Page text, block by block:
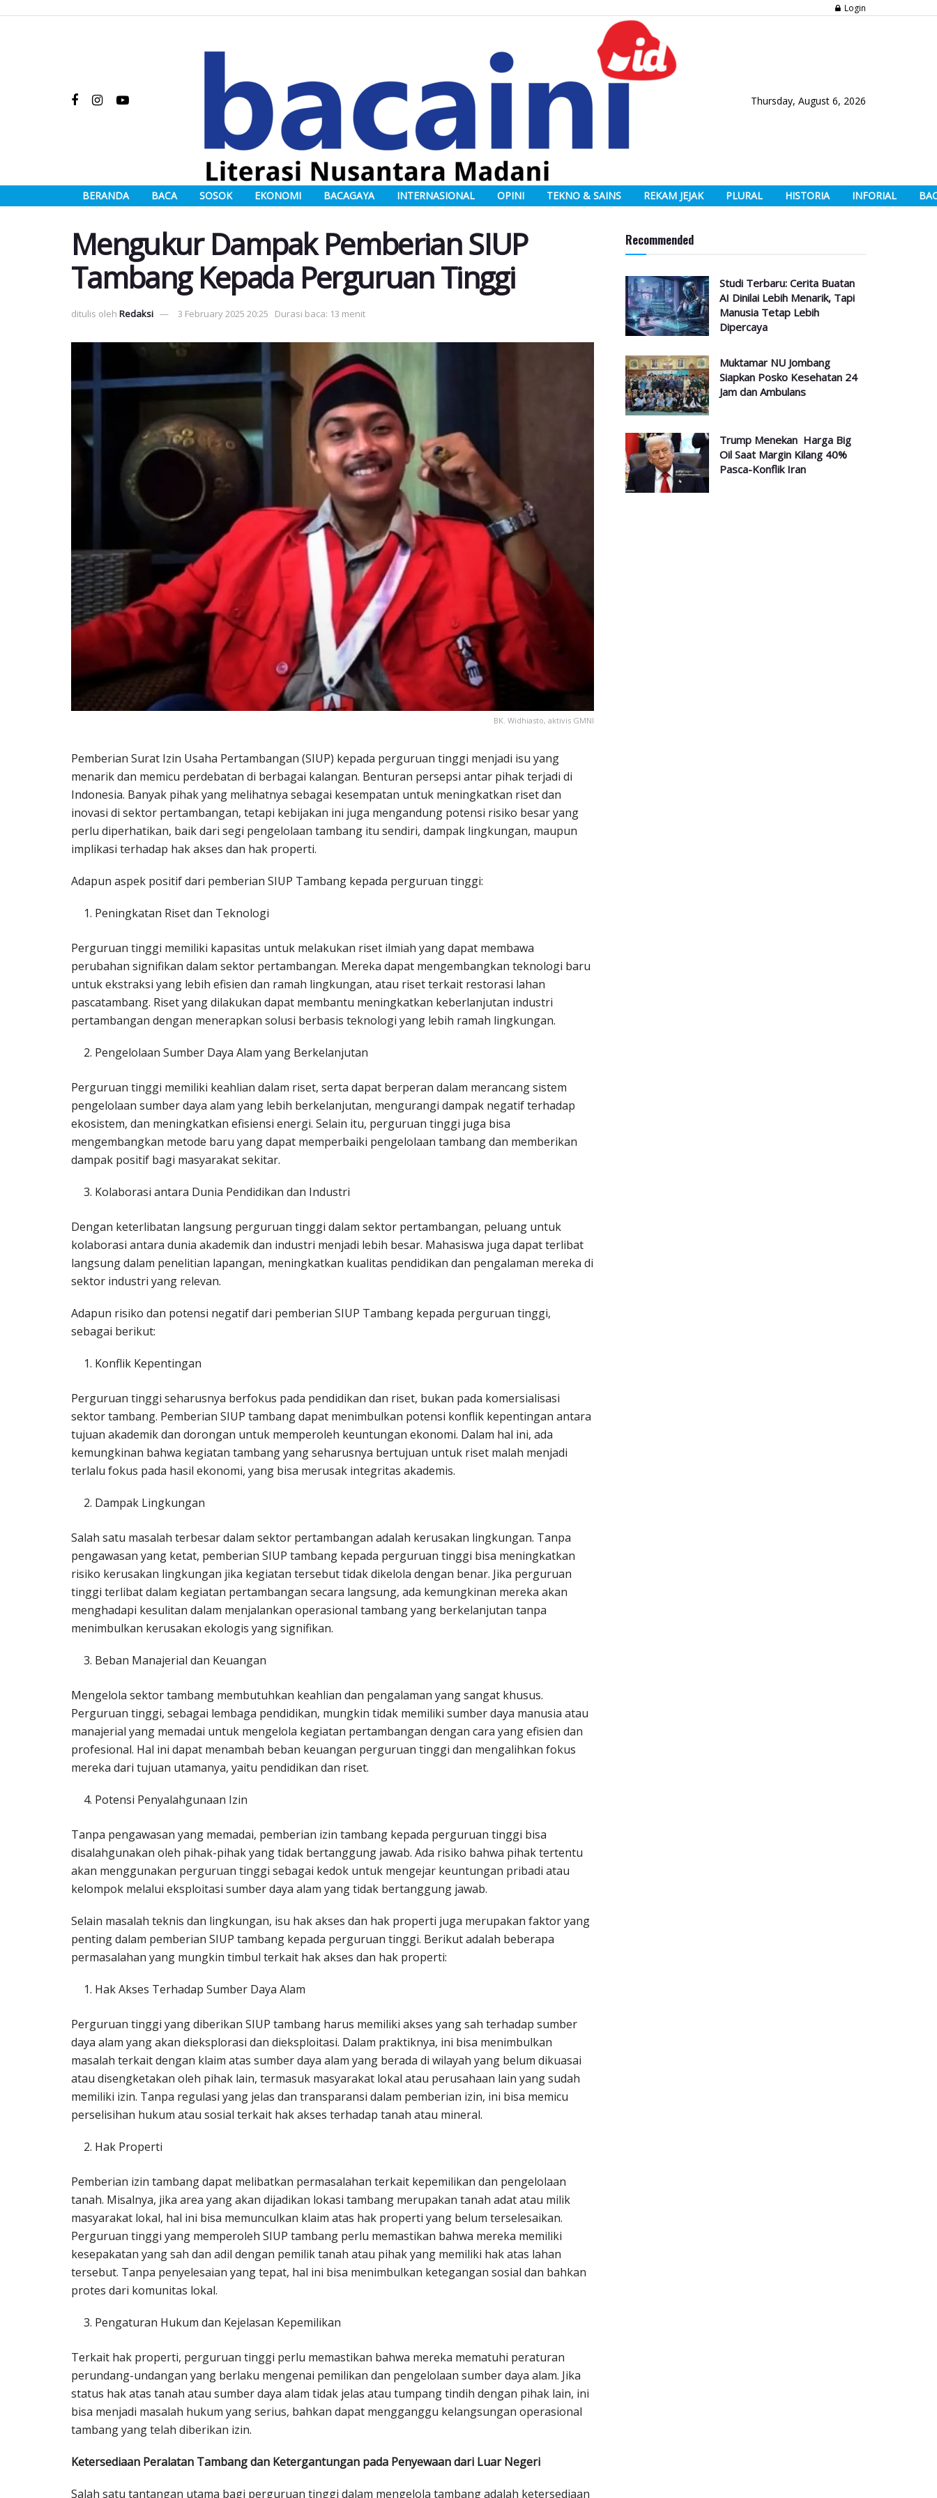
Login
Thursday, August 6, 2026
BERANDA BACA SOSOK EKONOMI BACAGAYA INTERNASIONAL OPINI TEKNO & SAINS REKAM JEJAK PLURAL HISTORIA INFORIAL
Mengukur Dampak Pemberian SIUP
Tambang Kepada Perguruan Tinggi
ditulis oleh Redaksi 3 February 2025 20:25 Durasi baca: 13 menit
BK. Widhiasto, aktivis GMNI
Pemberian Surat Izin Usaha Pertambangan (SIUP) kepada perguruan tinggi menjadi isu yang
menarik dan memicu perdebatan di berbagai kalangan. Benturan persepsi antar pihak terjadi di
Indonesia. Banyak pihak yang melihatnya sebagai kesempatan untuk meningkatkan riset dan
inovasi di sektor pertambangan, tetapi kebijakan ini juga mengandung potensi risiko besar yang
perlu diperhatikan, baik dari segi pengelolaan tambang itu sendiri, dampak lingkungan, maupun
implikasi terhadap hak akses dan hak properti.
Adapun aspek positif dari pemberian SIUP Tambang kepada perguruan tinggi:
Peningkatan Riset dan Teknologi
Perguruan tinggi memiliki kapasitas untuk melakukan riset ilmiah yang dapat membawa
perubahan signifikan dalam sektor pertambangan. Mereka dapat mengembangkan teknologi baru
untuk ekstraksi yang lebih efisien dan ramah lingkungan, atau riset terkait restorasi lahan
pascatambang. Riset yang dilakukan dapat membantu meningkatkan keberlanjutan industri
pertambangan dengan menerapkan solusi berbasis teknologi yang lebih ramah lingkungan.
Pengelolaan Sumber Daya Alam yang Berkelanjutan
Perguruan tinggi memiliki keahlian dalam riset, serta dapat berperan dalam merancang sistem
pengelolaan sumber daya alam yang lebih berkelanjutan, mengurangi dampak negatif terhadap
ekosistem, dan meningkatkan efisiensi energi. Selain itu, perguruan tinggi juga bisa
mengembangkan metode baru yang dapat memperbaiki pengelolaan tambang dan memberikan
dampak positif bagi masyarakat sekitar.
Kolaborasi antara Dunia Pendidikan dan Industri
Dengan keterlibatan langsung perguruan tinggi dalam sektor pertambangan, peluang untuk
kolaborasi antara dunia akademik dan industri menjadi lebih besar. Mahasiswa juga dapat terlibat
langsung dalam penelitian lapangan, meningkatkan kualitas pendidikan dan pengalaman mereka di
sektor industri yang relevan.
Adapun risiko dan potensi negatif dari pemberian SIUP Tambang kepada perguruan tinggi,
sebagai berikut:
Konflik Kepentingan
Perguruan tinggi seharusnya berfokus pada pendidikan dan riset, bukan pada komersialisasi
sektor tambang. Pemberian SIUP tambang dapat menimbulkan potensi konflik kepentingan antara
tujuan akademik dan dorongan untuk memperoleh keuntungan ekonomi. Dalam hal ini, ada
kemungkinan bahwa kegiatan tambang yang seharusnya bertujuan untuk riset malah menjadi
terlalu fokus pada hasil ekonomi, yang bisa merusak integritas akademis.
Dampak Lingkungan
Salah satu masalah terbesar dalam sektor pertambangan adalah kerusakan lingkungan. Tanpa
pengawasan yang ketat, pemberian SIUP tambang kepada perguruan tinggi bisa meningkatkan
risiko kerusakan lingkungan jika kegiatan tersebut tidak dikelola dengan benar. Jika perguruan
tinggi terlibat dalam kegiatan pertambangan secara langsung, ada kemungkinan mereka akan
menghadapi kesulitan dalam menjalankan operasional tambang yang berkelanjutan tanpa
menimbulkan kerusakan ekologis yang signifikan.
Beban Manajerial dan Keuangan
Mengelola sektor tambang membutuhkan keahlian dan pengalaman yang sangat khusus.
Perguruan tinggi, sebagai lembaga pendidikan, mungkin tidak memiliki sumber daya manusia atau
manajerial yang memadai untuk mengelola kegiatan pertambangan dengan cara yang efisien dan
profesional. Hal ini dapat menambah beban keuangan perguruan tinggi dan mengalihkan fokus
mereka dari tujuan utamanya, yaitu pendidikan dan riset.
Potensi Penyalahgunaan Izin
Tanpa pengawasan yang memadai, pemberian izin tambang kepada perguruan tinggi bisa
disalahgunakan oleh pihak-pihak yang tidak bertanggung jawab. Ada risiko bahwa pihak tertentu
akan menggunakan perguruan tinggi sebagai kedok untuk mengejar keuntungan pribadi atau
kelompok melalui eksploitasi sumber daya alam yang tidak bertanggung jawab.
Selain masalah teknis dan lingkungan, isu hak akses dan hak properti juga merupakan faktor yang
penting dalam pemberian SIUP tambang kepada perguruan tinggi. Berikut adalah beberapa
permasalahan yang mungkin timbul terkait hak akses dan hak properti:
Hak Akses Terhadap Sumber Daya Alam
Perguruan tinggi yang diberikan SIUP tambang harus memiliki akses yang sah terhadap sumber
daya alam yang akan dieksplorasi dan dieksploitasi. Dalam praktiknya, ini bisa menimbulkan
masalah terkait dengan klaim atas sumber daya alam yang berada di wilayah yang belum dikuasai
atau disengketakan oleh pihak lain, termasuk masyarakat lokal atau perusahaan lain yang sudah
memiliki izin. Tanpa regulasi yang jelas dan transparansi dalam pemberian izin, ini bisa memicu
perselisihan hukum atau sosial terkait hak akses terhadap tanah atau mineral.
Hak Properti
Pemberian izin tambang dapat melibatkan permasalahan terkait kepemilikan dan pengelolaan
tanah. Misalnya, jika area yang akan dijadikan lokasi tambang merupakan tanah adat atau milik
masyarakat lokal, hal ini bisa memunculkan klaim atas hak properti yang belum terselesaikan.
Perguruan tinggi yang memperoleh SIUP tambang perlu memastikan bahwa mereka memiliki
kesepakatan yang sah dan adil dengan pemilik tanah atau pihak yang memiliki hak atas lahan
tersebut. Tanpa penyelesaian yang tepat, hal ini bisa menimbulkan ketegangan sosial dan bahkan
protes dari komunitas lokal.
Pengaturan Hukum dan Kejelasan Kepemilikan
Terkait hak properti, perguruan tinggi perlu memastikan bahwa mereka mematuhi peraturan
perundang-undangan yang berlaku mengenai pemilikan dan pengelolaan sumber daya alam. Jika
status hak atas tanah atau sumber daya alam tidak jelas atau tumpang tindih dengan pihak lain, ini
bisa menjadi masalah hukum yang serius, bahkan dapat mengganggu kelangsungan operasional
tambang yang telah diberikan izin.
Ketersediaan Peralatan Tambang dan Ketergantungan pada Penyewaan dari Luar Negeri
Salah satu tantangan utama bagi perguruan tinggi dalam mengelola tambang adalah ketersediaan
Recommended
Studi Terbaru: Cerita Buatan
AI Dinilai Lebih Menarik, Tapi
Manusia Tetap Lebih
Dipercaya
Muktamar NU Jombang
Siapkan Posko Kesehatan 24
Jam dan Ambulans
Trump Menekan Harga Big
Oil Saat Margin Kilang 40%
Pasca-Konflik Iran